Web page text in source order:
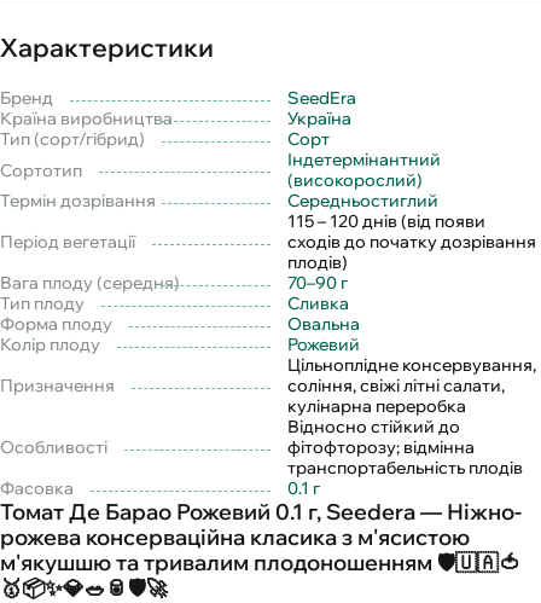
Характеристики
Бренд
SeedEra
Країна виробництва
Україна
Тип (сорт/гібрид)
Сорт
Сортотип
Індетермінантний
(високорослий)
Термін дозрівання
Середньостиглий
Період вегетації
115 – 120 днів (від появи
сходів до початку дозрівання
плодів)
Вага плоду (середня)
70–90 г
Тип плоду
Сливка
Форма плоду
Овальна
Колір плоду
Рожевий
Призначення
Цільноплідне консервування,
соління, свіжі літні салати,
кулінарна переробка
Особливості
Відносно стійкий до
фітофторозу; відмінна
транспортабельність плодів
Фасовка
0.1 г
Томат Де Барао Рожевий 0.1 г, Seedera — Ніжно-
рожева консерваційна класика з м'ясистою
м'якушшю та тривалим плодоношенням 🛡️🇺🇦🍅
🥇📦✨💎🥗🥫🛡️🚀